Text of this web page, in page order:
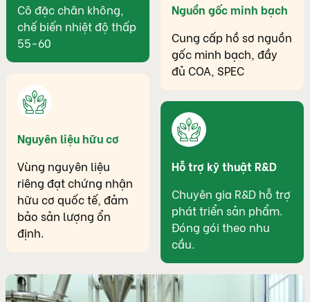
Cô đặc chân không,
chế biến nhiệt độ thấp
55-60
Nguyên liệu hữu cơ
Vùng nguyên liệu
riêng đạt chứng nhận
hữu cơ quốc tế, đảm
bảo sản lượng ổn
định.
Nguồn gốc minh bạch
Cung cấp hồ sơ nguồn
gốc minh bạch, đầy
đủ COA, SPEC
Hỗ trợ kỹ thuật R&D
Chuyên gia R&D hỗ trợ
phát triển sản phẩm.
Đóng gói theo nhu
cầu.